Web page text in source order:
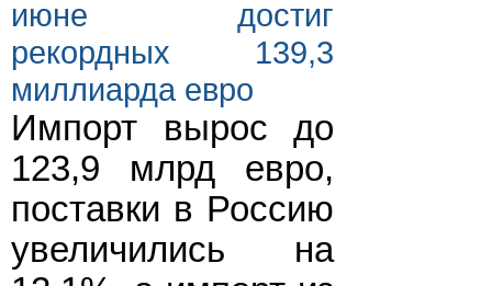
июне достиг
рекордных 139,3
миллиарда евро
Импорт вырос до
123,9 млрд евро,
поставки в Россию
увеличились на